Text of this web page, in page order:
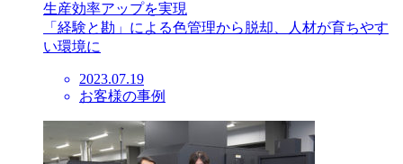
生産効率アップを実現
「経験と勘」による色管理から脱却、人材が育ちやす
い環境に
2023.07.19
お客様の事例